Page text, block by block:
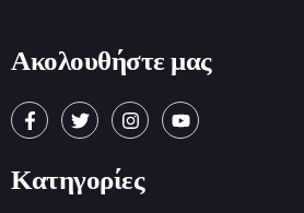
Ακολουθήστε μας
Κατηγορίες